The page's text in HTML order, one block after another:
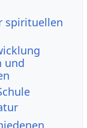
spirituellen
und